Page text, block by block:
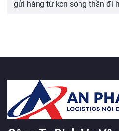
gửi hàng từ kcn sóng thần đi